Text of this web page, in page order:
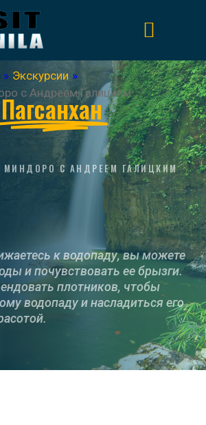
» Экскурсии »
с Андреем Галицким
Пагсанхан
МИНДОРО С АНДРЕЕМ ГАЛИЦКИМ
к водопаду, вы можете
и почувствовать ее брызги.
плотников, чтобы
водопаду и насладиться его